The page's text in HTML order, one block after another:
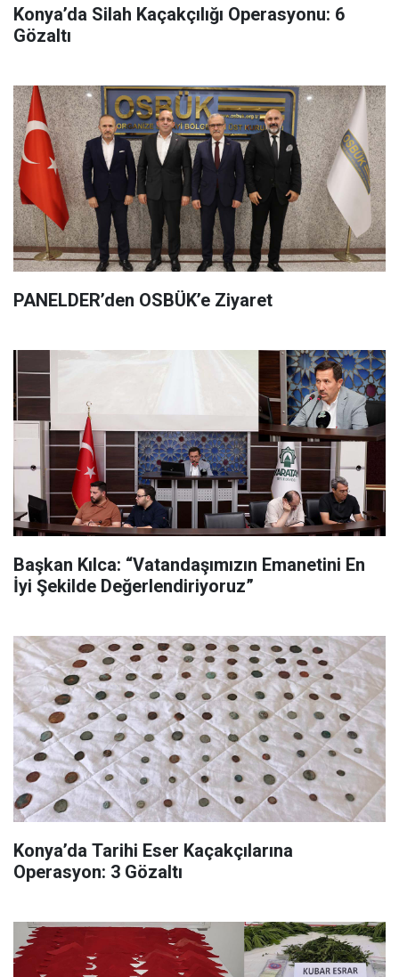
Konya’da Silah Kaçakçılığı Operasyonu: 6
Gözaltı
PANELDER’den OSBÜK’e Ziyaret
Başkan Kılca: “Vatandaşımızın Emanetini En
İyi Şekilde Değerlendiriyoruz”
Konya’da Tarihi Eser Kaçakçılarına
Operasyon: 3 Gözaltı